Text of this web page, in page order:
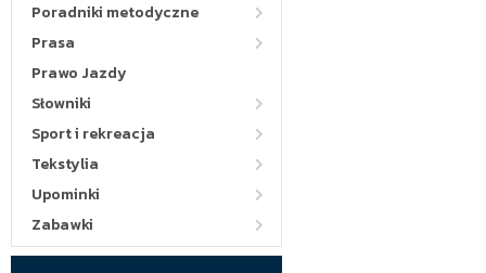
Poradniki metodyczne
Prasa
Prawo Jazdy
Słowniki
Sport i rekreacja
Tekstylia
Upominki
Zabawki